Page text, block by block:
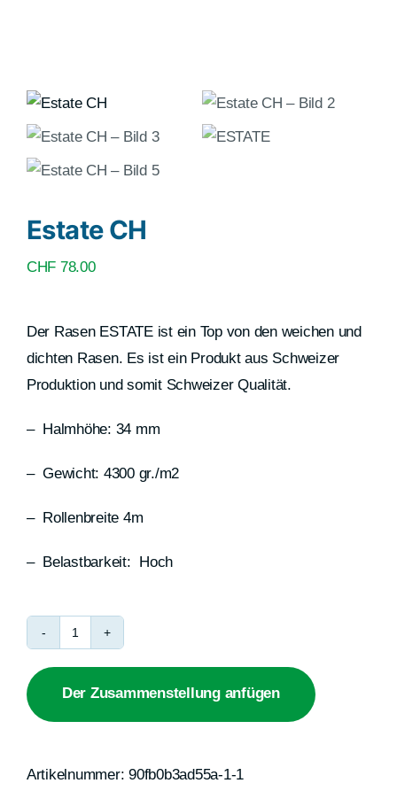
Estate CH
CHF 78.00
Der Rasen ESTATE ist ein Top von den weichen und
dichten Rasen. Es ist ein Produkt aus Schweizer
Produktion und somit Schweizer Qualität.
– Halmhöhe: 34 mm
– Gewicht: 4300 gr./m2
– Rollenbreite 4m
– Belastbarkeit: Hoch
CH
Menge
Der Zusammenstellung anfügen
Artikelnummer:90fb0b3ad55a-1-1